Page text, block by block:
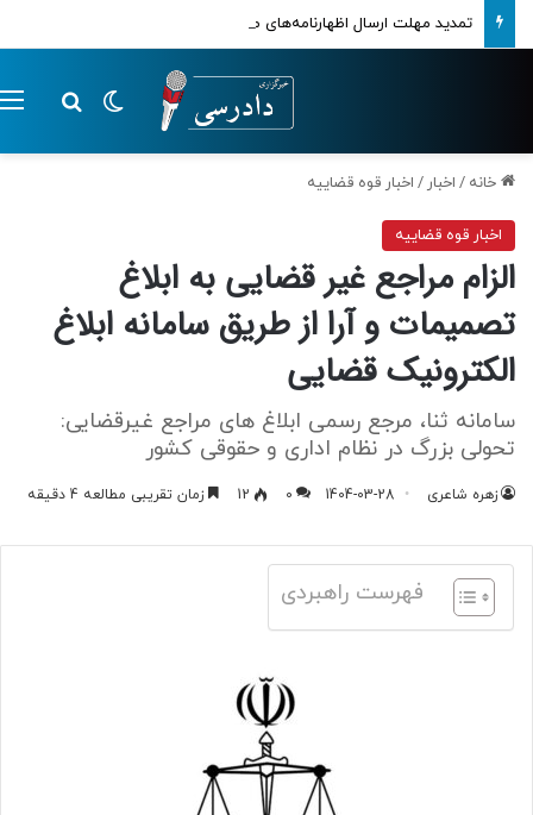
تمدید مهلت ارسال اظهارنامه‌های مالیاتی تا پایان تابستان 1405
تغییر پوسته
خانه / اخبار / اخبار قوه قضاییه
اخبار قوه قضاییه
الزام مراجع غیر قضایی به ابلاغ
تصمیمات و آرا از طریق سامانه ابلاغ
الکترونیک قضایی
سامانه ثنا، مرجع رسمی ابلاغ های مراجع غیرقضایی:
تحولی بزرگ در نظام اداری و حقوقی کشور
زهره شاعری 1404-03-28
0
12 زمان تقریبی مطالعه 4 دقیقه
فهرست راهبردی